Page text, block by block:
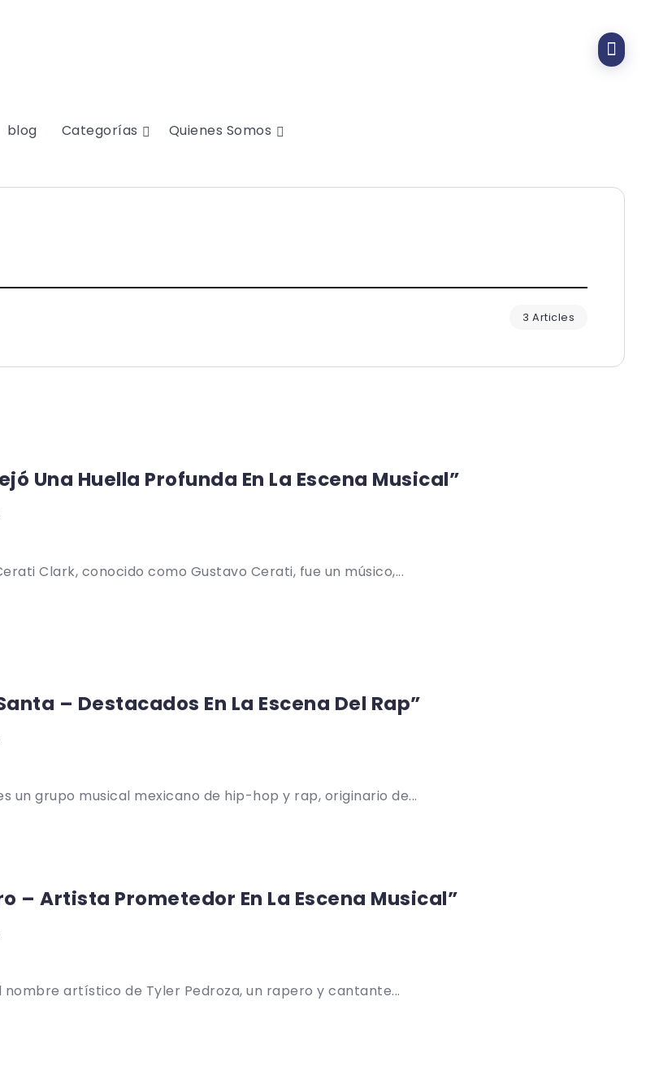
blog Categorías Quienes Somos
3 Articles
Una Huella Profunda En La Escena Musical”
Clark, conocido como Gustavo Cerati, fue un músico,...
– Destacados En La Escena Del Rap”
un grupo musical mexicano de hip-hop y rap, originario de...
– Artista Prometedor En La Escena Musical”
nombre artístico de Tyler Pedroza, un rapero y cantante...